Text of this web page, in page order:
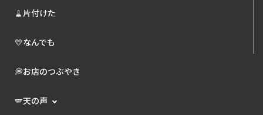
🧹片付けた
💛なんでも
💭お店のつぶやき
🪽天の声